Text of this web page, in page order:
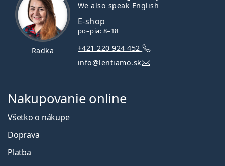
Radka
We also speak English
E-shop
po–pia: 8–18
+421 220 924 452
info@lentiamo.sk
Nakupovanie online
Všetko o nákupe
Doprava
Platba